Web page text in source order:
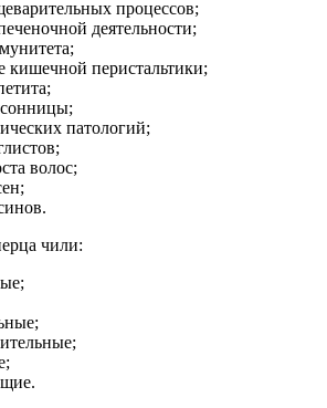
процессов;
деятельности;
кишечной перистальтики;
патологий;
волос;
чили: